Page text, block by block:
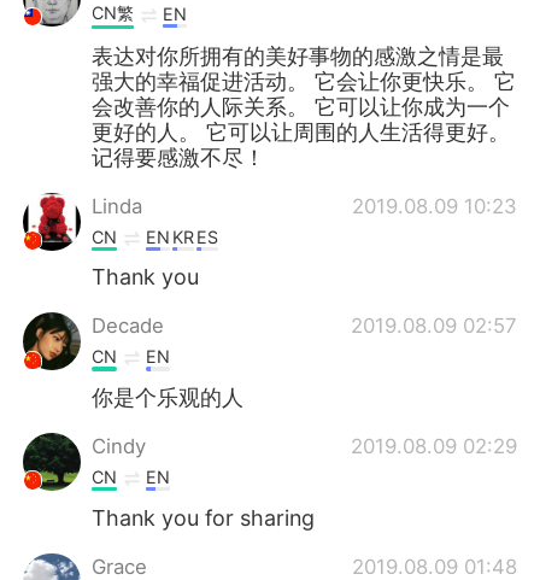
CN繁 EN
表达对你所拥有的美好事物的感激之情是最
强大的幸福促进活动。 它会让你更快乐。 它
会改善你的人际关系。 它可以让你成为一个
更好的人。 它可以让周围的人生活得更好。
记得要感激不尽！
Linda 2019.08.09 10:23
CN EN KRES
Thank you
Decade 2019.08.09 02:57
CN EN
你是个乐观的人
Cindy 2019.08.09 02:29
CN EN
Thank you for sharing
Grace 2019.08.09 01:48